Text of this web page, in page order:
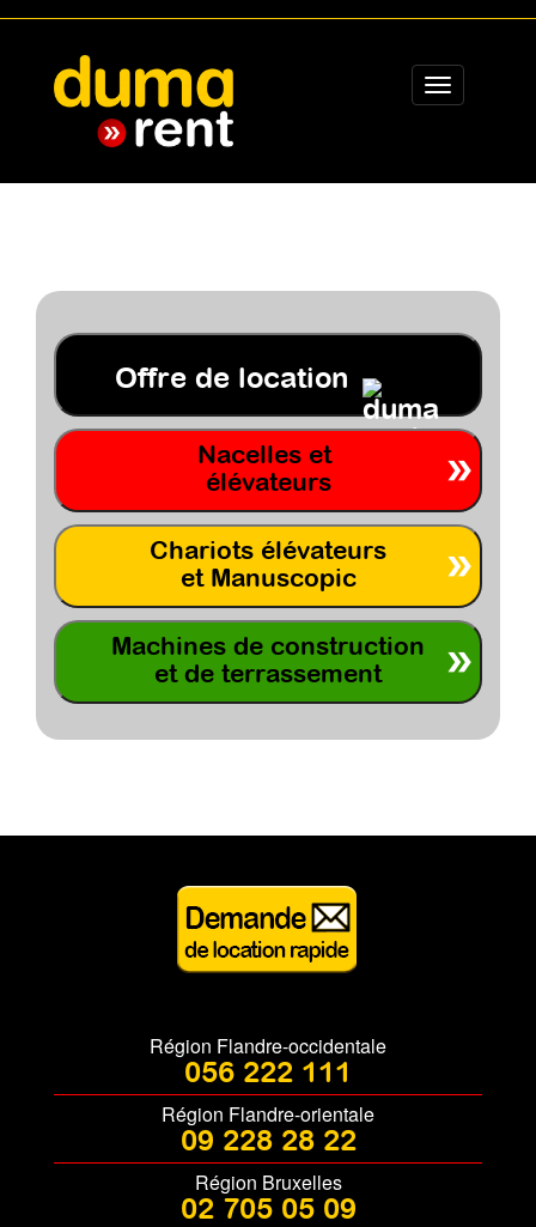
Toggle
navigation
Offre de location
Nacelles et
élévateurs
Chariots élévateurs
et Manuscopic
Machines de construction
et de terrassement
Région Flandre-occidentale
056 222 111
Région Flandre-orientale
09 228 28 22
Région Bruxelles
02 705 05 09